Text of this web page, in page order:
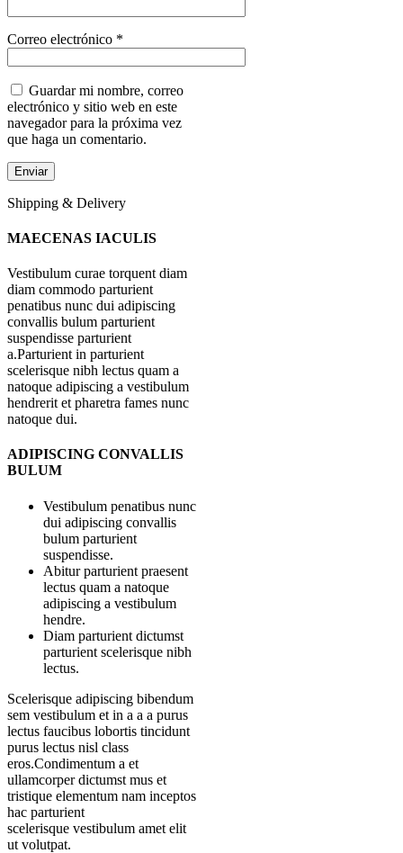
Correo electrónico *
Guardar mi nombre, correo
electrónico y sitio web en este
navegador para la próxima vez
que haga un comentario.
Shipping & Delivery
MAECENAS IACULIS
Vestibulum curae torquent diam
diam commodo parturient
penatibus nunc dui adipiscing
convallis bulum parturient
suspendisse parturient
a.Parturient in parturient
scelerisque nibh lectus quam a
natoque adipiscing a vestibulum
hendrerit et pharetra fames nunc
natoque dui.
ADIPISCING CONVALLIS
BULUM
Vestibulum penatibus nunc
dui adipiscing convallis
bulum parturient
suspendisse.
Abitur parturient praesent
lectus quam a natoque
adipiscing a vestibulum
hendre.
Diam parturient dictumst
parturient scelerisque nibh
lectus.
Scelerisque adipiscing bibendum
sem vestibulum et in a a a purus
lectus faucibus lobortis tincidunt
purus lectus nisl class
eros.Condimentum a et
ullamcorper dictumst mus et
tristique elementum nam inceptos
hac parturient
scelerisque vestibulum amet elit
ut volutpat.